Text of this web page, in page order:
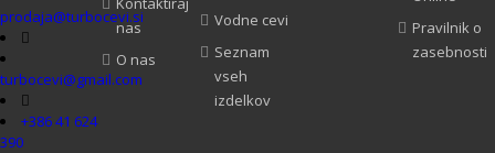
prodaja@turbocevi.si
turbocevi@gmail.com
+386 41 624
390
nas
O nas
Vodne cevi
Seznam
vseh
izdelkov
Pravilnik o
zasebnosti